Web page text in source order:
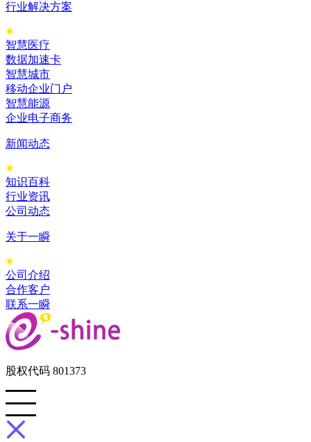
行业解决方案
智慧医疗
数据加速卡
智慧城市
移动企业门户
智慧能源
企业电子商务
新闻动态
知识百科
行业资讯
公司动态
关于一瞬
公司介绍
合作客户
联系一瞬
股权代码 801373